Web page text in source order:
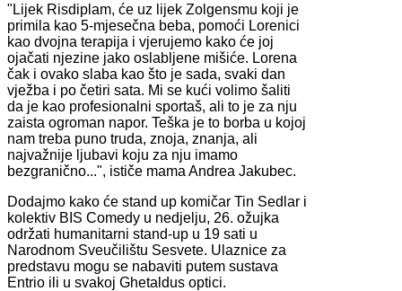
"Lijek Risdiplam, će uz lijek Zolgensmu koji je
primila kao 5-mjesečna beba, pomoći Lorenici
kao dvojna terapija i vjerujemo kako će joj
ojačati njezine jako oslabljene mišiće. Lorena
čak i ovako slaba kao što je sada, svaki dan
vježba i po četiri sata. Mi se kući volimo šaliti
da je kao profesionalni sportaš, ali to je za nju
zaista ogroman napor. Teška je to borba u kojoj
nam treba puno truda, znoja, znanja, ali
najvažnije ljubavi koju za nju imamo
bezgranično...", ističe mama Andrea Jakubec.
Dodajmo kako će stand up komičar Tin Sedlar i
kolektiv BIS Comedy u nedjelju, 26. ožujka
održati humanitarni stand-up u 19 sati u
Narodnom Sveučilištu Sesvete. Ulaznice za
predstavu mogu se nabaviti putem sustava
Entrio ili u svakoj Ghetaldus optici.